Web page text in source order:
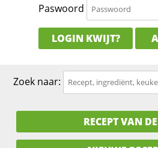
Paswoord
LOGIN KWIJT?
Zoek naar:
RECEPT VAN